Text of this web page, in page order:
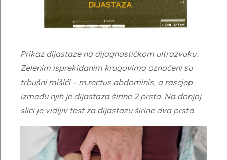
Prikaz dijastaze na dijagnostičkom ultrazvuku.
Zelenim isprekidanim krugovima označeni su
trbušni mišići – m.rectus abdominis, a rascjep
između njih je dijastaza širine 2 prsta. Na donjoj
slici je vidljiv test za dijastazu širine dva prsta.